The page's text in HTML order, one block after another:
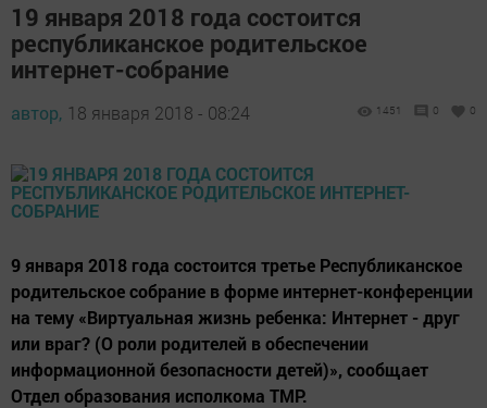
19 января 2018 года состоится
республиканское родительское
интернет-собрание
автор, 18 января 2018 - 08:24 1451 0 0
9 января 2018 года состоится третье Республиканское
родительское собрание в форме интернет-конференции
на тему «Виртуальная жизнь ребенка: Интернет - друг
или враг? (О роли родителей в обеспечении
информационной безопасности детей)», сообщает
Отдел образования исполкома ТМР.